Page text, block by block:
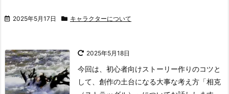
2025年5月17日 キャラクターについて
2025年5月18日
今回は、初心者向けストーリー作りのコツと
して、創作の土台になる大事な考え方「相克